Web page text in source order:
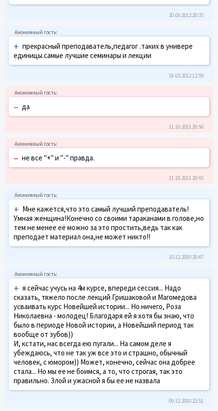
20.05.2012 20:35
+ прекрасный преподаватель,педагог .таких в универе
единицы.самые лучшие семинары и лекции
18.03.2012 12:59
– да
11.10.2011 20:50
– не все "+" и "-" правда.
11.10.2011 20:45
+ Мне кажется,что это самый лучший преподаватель!
Умная женщина!Конечно со своими тараканами в голове,но
тем не менее её можно за это простить,ведь так как
преподает материал она,не может никто!!
10.12.2010 20:47
+ я сейчас учусь на 4м курсе, впереди сессия... Надо
сказать, тяжело после лекций Гришаковой и Магомедова
усваивать курс Новейшей истории... Но ничего, Роза
Николаевна - молодец! Благодаря ей я хотя бы знаю, что
было в периоде Новой истории, а Новейший период так
вообще от зубов))
И, кстати, нас всегда ею пугали... На самом деле я
убеждаюсь, что не так уж все это и страшно, обычный
человек, с юмором)) Может, конечно, сейчас она добрее
стала... Но мы ее не боимся, а то, что строгая, так это
правильно. Злой и ужасной я бы ее не назвала
09.12.2010 22:51